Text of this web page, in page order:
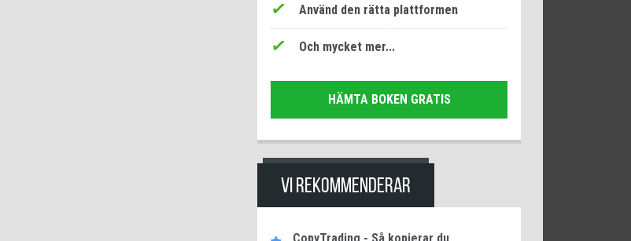
Använd den rätta plattformen
Och mycket mer...
HÄMTA BOKEN GRATIS
VI REKOMMENDERAR